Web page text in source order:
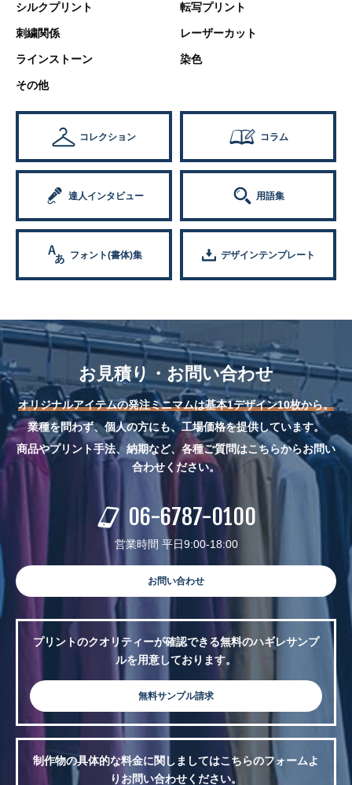
シルクプリント 転写プリント
刺繍関係 レーザーカット
ラインストーン 染色
その他
コレクション コラム
達人インタビュー 用語集
フォント(書体)集 デザインテンプレート
お見積り・お問い合わせ
オリジナルアイテムの発注ミニマムは基本1デザイン10枚から。
業種を問わず、個人の方にも、工場価格を提供しています。
商品やプリント手法、納期など、各種ご質問はこちらからお問い
合わせください。
06-6787-0100
営業時間 平日9:00-18:00
お問い合わせ
プリントのクオリティーが確認できる無料のハギレサンプ
ルを用意しております。
無料サンプル請求
制作物の具体的な料金に関しましてはこちらのフォームよ
りお問い合わせください。